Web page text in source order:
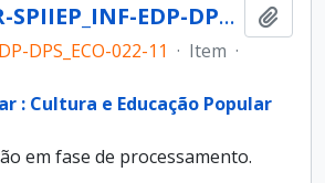
Ecologia : BR-SPIIEP_INF-EDP-DPS_ECO-022-11 [diapositivo]
DPS_ECO-022-11 · Item ·
: Cultura e Educação Popular
em fase de processamento.